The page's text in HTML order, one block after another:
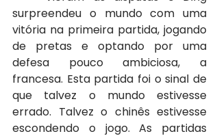
surpreendeu o mundo com uma
vitória na primeira partida, jogando
de pretas e optando por uma
defesa pouco ambiciosa, a
francesa. Esta partida foi o sinal de
que talvez o mundo estivesse
errado. Talvez o chinês estivesse
escondendo o jogo. As partidas